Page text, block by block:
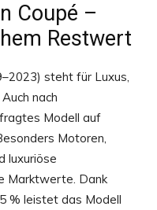
Coupé –
Restwert
steht für Luxus,
nach
Modell auf
Motoren,
luxuriöse
Marktwerte. Dank
% leistet das Modell